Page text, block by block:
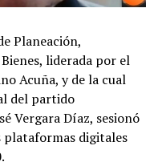
Planeación,
liderada por el
Acuña, y de la cual
del partido
Vergara Díaz, sesionó
plataformas digitales